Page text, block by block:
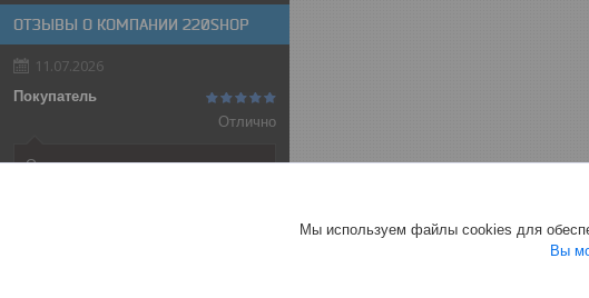
ОТЗЫВЫ О КОМПАНИИ 220SHOP
11.07.2026
Покупатель
Отлично
Оригинальные товары автоматов
Мы используем файлы cookies для
Вы